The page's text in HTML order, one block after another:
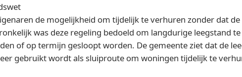
de mogelijkheid om tijdelijk te verhuren zonder dat
was deze regeling bedoeld om langdurige leegstand
of op termijn gesloopt worden. De gemeente ziet dat de
gebruikt wordt als sluiproute om woningen tijdelijk te